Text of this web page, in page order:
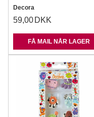
Decora
59,00 DKK
FÅ MAIL NÅR LAGER